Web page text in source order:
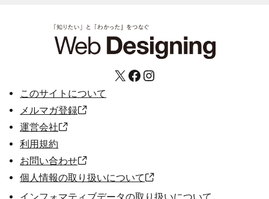
X Facebook Instagram
このサイトについて
メルマガ登録
運営会社
利用規約
お問い合わせ
個人情報の取り扱いについて
インフォマティブデータの取り扱いについて